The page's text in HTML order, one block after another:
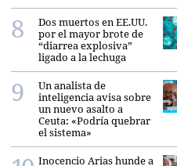
Dos muertos en EE.UU.
por el mayor brote de
“diarrea explosiva”
ligado a la lechuga
Un analista de
inteligencia avisa sobre
un nuevo asalto a
Ceuta: «Podría quebrar
el sistema»
Inocencio Arias hunde a